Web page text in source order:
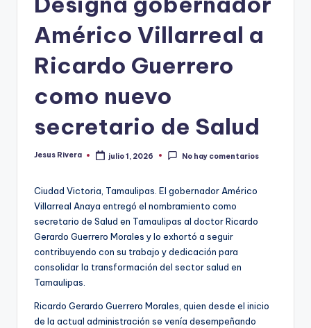
Américo Villarreal a
Ricardo Guerrero
como nuevo
secretario de Salud
Publicado
Jesus Rivera julio 1, 2026 No hay comentarios
Ciudad Victoria, Tamaulipas. El gobernador Américo
Villarreal Anaya entregó el nombramiento como
secretario de Salud en Tamaulipas al doctor Ricardo
Gerardo Guerrero Morales y lo exhortó a seguir
contribuyendo con su trabajo y dedicación para
consolidar la transformación del sector salud en
Tamaulipas.
Ricardo Gerardo Guerrero Morales, quien desde el inicio
de la actual administración se venía desempeñando